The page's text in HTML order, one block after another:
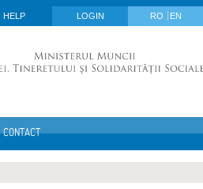
HELP LOGIN RO EN
CONTACT